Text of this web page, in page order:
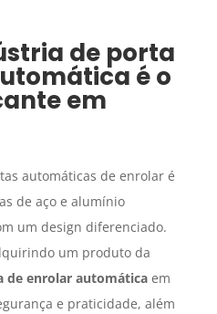
de porta
é o
em
automáticas de enrolar é
de aço e alumínio
um design diferenciado.
um produto da
de enrolar automáticaem
e praticidade, além